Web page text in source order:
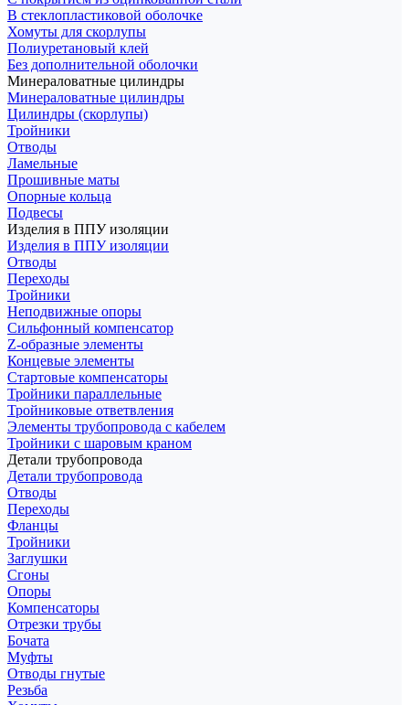
В стеклопластиковой оболочке
Хомуты для скорлупы
Полиуретановый клей
Без дополнительной оболочки
Минераловатные цилиндры
Минераловатные цилиндры
Цилиндры (скорлупы)
Тройники
Отводы
Ламельные
Прошивные маты
Опорные кольца
Подвесы
Изделия в ППУ изоляции
Изделия в ППУ изоляции
Отводы
Переходы
Тройники
Неподвижные опоры
Cильфонный компенсатор
Z-образные элементы
Концевые элементы
Стартовые компенсаторы
Тройники параллельные
Тройниковые ответвления
Элементы трубопровода с кабелем
Тройники с шаровым краном
Детали трубопровода
Детали трубопровода
Отводы
Переходы
Фланцы
Тройники
Заглушки
Сгоны
Опоры
Компенсаторы
Отрезки трубы
Бочата
Муфты
Отводы гнутые
Резьба